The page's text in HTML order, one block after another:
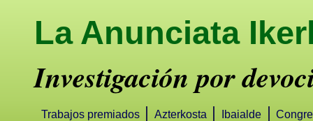
La Anunciata
Investigación por
Trabajos premiados Azterkosta Ibaialde